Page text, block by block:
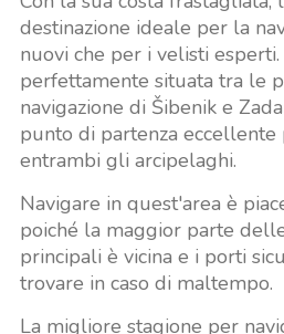
destinazione ideale per la
nuovi che per i velisti esperti.
perfettamente situata tra le
navigazione di Šibenik e
punto di partenza
entrambi gli arcipelaghi.
Navigare in quest'area è
poiché la maggior parte
principali è vicina e i porti
trovare in caso di maltempo.
La migliore stagione per